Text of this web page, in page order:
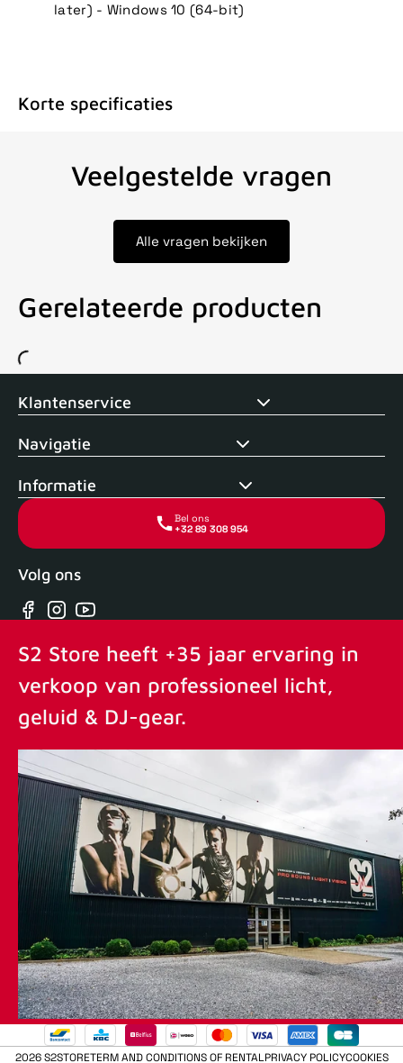
later) - Windows 10 (64-bit)
Korte specificaties
Veelgestelde vragen
Alle vragen bekijken
Gerelateerde producten
Voor 15uur besteld, zelfde dag verstuurd Echte winkel +35
Klantenservice
Navigatie
Informatie
Bel ons
+32 89 308 954
Volg ons
Facebook
Instagram
YouTube
S2 Store heeft +35 jaar ervaring in
verkoop van professioneel licht,
geluid & DJ-gear.
2026 S2STORETERM AND CONDITIONS OF RENTALPRIVACY POLICYCOOKIES